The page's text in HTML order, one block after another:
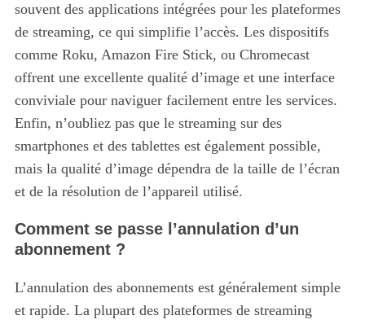
souvent des applications intégrées pour les plateformes
de streaming, ce qui simplifie l’accès. Les dispositifs
comme Roku, Amazon Fire Stick, ou Chromecast
offrent une excellente qualité d’image et une interface
conviviale pour naviguer facilement entre les services.
Enfin, n’oubliez pas que le streaming sur des
smartphones et des tablettes est également possible,
mais la qualité d’image dépendra de la taille de l’écran
et de la résolution de l’appareil utilisé.
Comment se passe l’annulation d’un
abonnement ?
L’annulation des abonnements est généralement simple
et rapide. La plupart des plateformes de streaming